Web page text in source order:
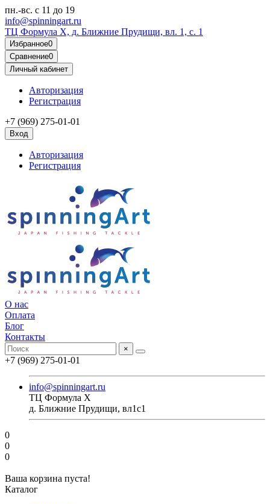
пн.-вс. с 11 до 19
info@spinningart.ru
ТЦ Формула X, д. Ближние Прудищи, вл. 1, с. 1
Избранное0
Сравнение0
Личный кабинет
Авторизация
Регистрация
+7 (969) 275-01-01
Вход
Авторизация
Регистрация
О нас
Оплата
Блог
Контакты
×
+7 (969) 275-01-01
info@spinningart.ru
ТЦ Формула X
д. Ближние Прудищи, вл1с1
0
0
0
Ваша корзина пуста!
Каталог